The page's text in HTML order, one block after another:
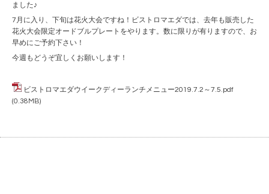
ました♪
7月に入り、下旬は花火大会ですね！ビストロマエダでは、去年も販売した
花火大会限定オードブルプレートをやります。数に限りが有りますので、お
早めにご予約下さい！
今週もどうぞ宜しくお願いします！
ビストロマエダウイークディーランチメニュー2019.7.2～7.5.pdf
(0.38MB)